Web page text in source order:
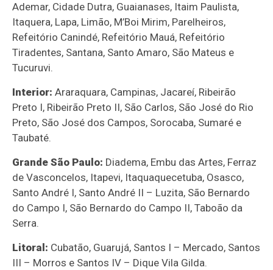
Ademar, Cidade Dutra, Guaianases, Itaim Paulista,
Itaquera, Lapa, Limão, M’Boi Mirim, Parelheiros,
Refeitório Canindé, Refeitório Mauá, Refeitório
Tiradentes, Santana, Santo Amaro, São Mateus e
Tucuruvi.
Interior:Araraquara, Campinas, Jacareí, Ribeirão
Preto I, Ribeirão Preto II, São Carlos, São José do Rio
Preto, São José dos Campos, Sorocaba, Sumaré e
Taubaté.
Grande São Paulo: Diadema, Embu das Artes, Ferraz
de Vasconcelos, Itapevi, Itaquaquecetuba, Osasco,
Santo André I, Santo André II – Luzita, São Bernardo
do Campo I, São Bernardo do Campo II, Taboão da
Serra.
Litoral: Cubatão, Guarujá, Santos I – Mercado, Santos
III – Morros e Santos IV – Dique Vila Gilda.